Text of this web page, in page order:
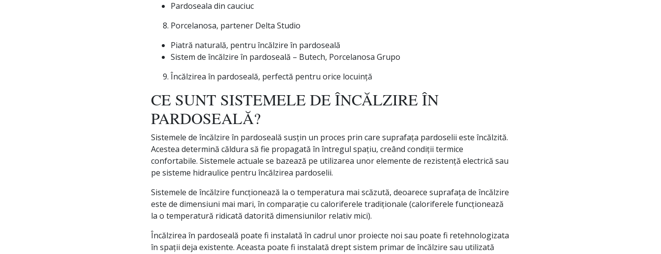
Pardoseala din cauciuc
Porcelanosa, partener Delta Studio
Piatră naturală, pentru încălzire în pardoseală
Sistem de încălzire în pardoseală – Butech, Porcelanosa Grupo
Încălzirea în pardoseală, perfectă pentru orice locuință
CE SUNT SISTEMELE DE ÎNCĂLZIRE ÎN
PARDOSEALĂ?
Sistemele de încălzire în pardoseală susțin un proces prin care suprafața pardoselii este încălzită.
Acestea determină căldura să fie propagată în întregul spațiu, creând condiții termice
confortabile. Sistemele actuale se bazează pe utilizarea unor elemente de rezistență electrică sau
pe sisteme hidraulice pentru încălzirea pardoselii.
Sistemele de încălzire funcționează la o temperatura mai scăzută, deoarece suprafața de încălzire
este de dimensiuni mai mari, în comparație cu caloriferele tradiționale (caloriferele funcționează
la o temperatură ridicată datorită dimensiunilor relativ mici).
Încălzirea în pardoseală poate fi instalată în cadrul unor proiecte noi sau poate fi retehnologizata
în spații deja existente. Aceasta poate fi instalată drept sistem primar de încălzire sau utilizată